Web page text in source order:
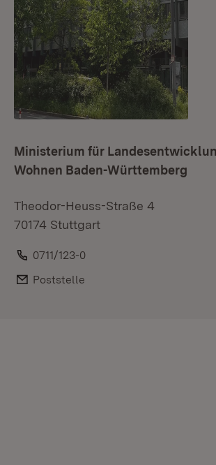
Ministerium für
Wohnen Baden-Württemberg
Theodor-Heuss-Straße 4
70174 Stuttgart
Telefon:
0711/123-0
E-Mail:
Poststelle